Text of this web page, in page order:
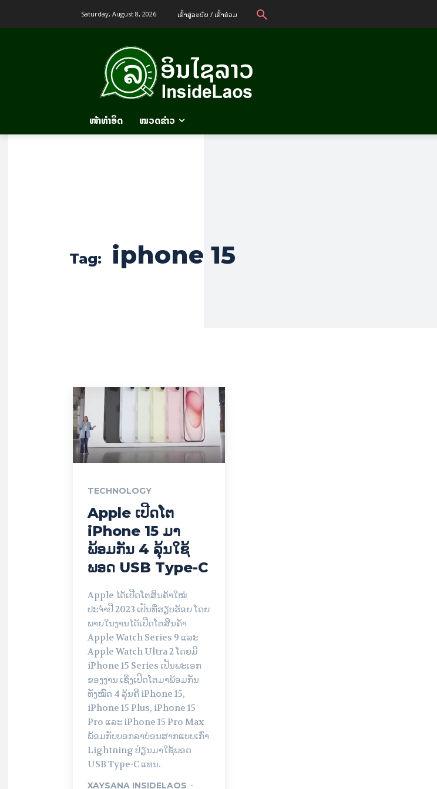
Saturday, August 8, 2026 ເຂົ້າ​ສູ່​ລະ​ບົບ / ເຂົ້າ​ຮ່ວມ
ໜ້າທຳອິດ ໝວດຂ່າວ
Tag: iphone 15
TECHNOLOGY
Apple ເປີດໂຕ
iPhone 15 ມາ
ພ້ອມກັນ 4 ລຸ້ນໃຊ້
ພອດ USB Type-C
Apple ໄດ້ເປີດໂຕສິນຄ້າໃໝ່
ປະຈຳປີ 2023 ເປັນທີ່ຮຽບຮ້ອຍ ໂດຍ
ພາຍໃນງານໄດ້ເປີດໂຕສິນຄ້າ
Apple Watch Series 9 ແລະ
Apple Watch Ultra 2 ໂດຍມີ
iPhone 15 Series ເປັນພະເອກ
ຂອງງານ ເຊິ່ງເປີດໂຕມາພ້ອມກັນ
ທັງໝົດ 4 ລຸ້ນຄື iPhone 15,
iPhone 15 Plus, iPhone 15
Pro ແລະ iPhone 15 Pro Max
ພ້ອມກັບບອກລາບ່ອນສາກແບບເກົ່າ
Lightning ປ່ຽນມາໃຊ້ພອດ
USB Type-C ແທນ.
XAYSANA INSIDELAOS -